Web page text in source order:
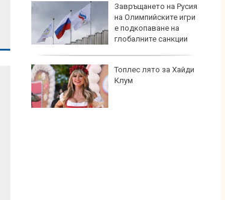
Завръщането на Русия
на Олимпийските игри
е подкопаване на
глобалните санкции
Топлес лято за Хайди
Клум